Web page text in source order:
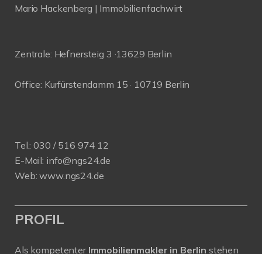
Mario Hackenberg | Immobilienfachwirt
Zentrale: Hefnersteig 3 ·13629 Berlin
Office: Kurfürstendamm 15 · 10719 Berlin
Tel.:030 / 516 974 12
E-Mail: info@ngs24.de
Web:www.ngs24.de
PROFIL
Als kompetenter Immobilienmakler in Berlin stehen